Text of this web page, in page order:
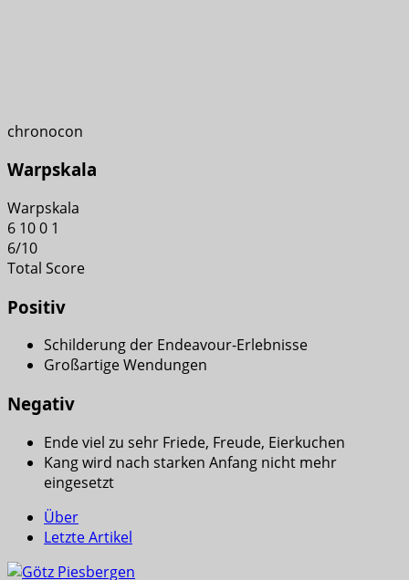
chronocon
Warpskala
Warpskala
6 100 1
6/10
Total Score
Positiv
Schilderung der Endeavour-Erlebnisse
Großartige Wendungen
Negativ
Ende viel zu sehr Friede, Freude, Eierkuchen
Kang wird nach starken Anfang nicht mehr
eingesetzt
Über
Letzte Artikel